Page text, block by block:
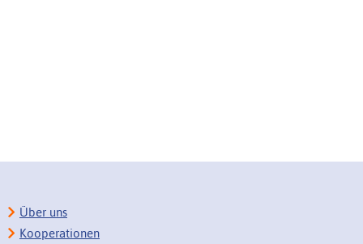
Über uns
Kooperationen